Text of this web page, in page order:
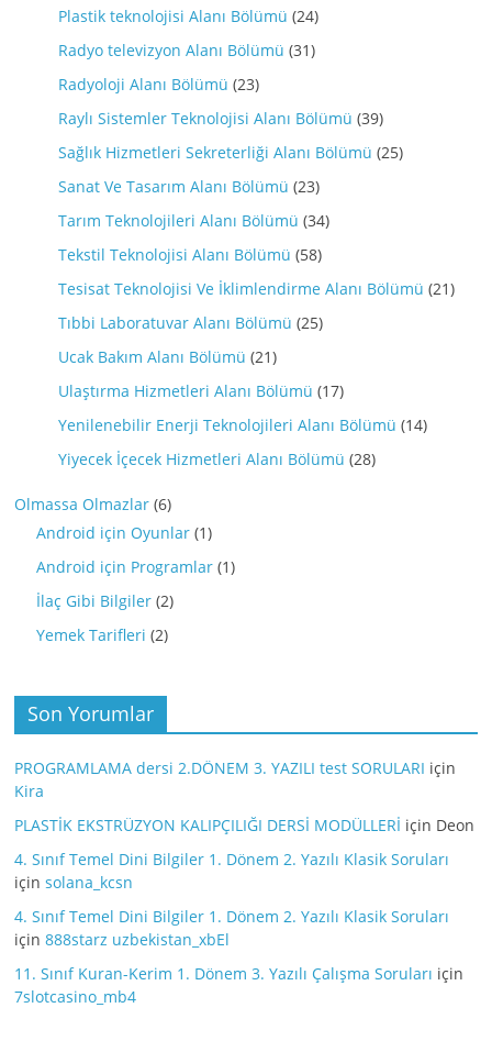
Plastik teknolojisi Alanı Bölümü (24)
Radyo televizyon Alanı Bölümü (31)
Radyoloji Alanı Bölümü (23)
Raylı Sistemler Teknolojisi Alanı Bölümü (39)
Sağlık Hizmetleri Sekreterliği Alanı Bölümü (25)
Sanat Ve Tasarım Alanı Bölümü (23)
Tarım Teknolojileri Alanı Bölümü (34)
Tekstil Teknolojisi Alanı Bölümü (58)
Tesisat Teknolojisi Ve İklimlendirme Alanı Bölümü (21)
Tıbbi Laboratuvar Alanı Bölümü (25)
Ucak Bakım Alanı Bölümü (21)
Ulaştırma Hizmetleri Alanı Bölümü (17)
Yenilenebilir Enerji Teknolojileri Alanı Bölümü (14)
Yiyecek İçecek Hizmetleri Alanı Bölümü (28)
Olmassa Olmazlar (6)
Android için Oyunlar (1)
Android için Programlar (1)
İlaç Gibi Bilgiler (2)
Yemek Tarifleri (2)
Son Yorumlar
PROGRAMLAMA dersi 2.DÖNEM 3. YAZILI test SORULARI için
Kira
PLASTİK EKSTRÜZYON KALIPÇILIĞI DERSİ MODÜLLERİ için Deon
4. Sınıf Temel Dini Bilgiler 1. Dönem 2. Yazılı Klasik Soruları
içinsolana_kcsn
4. Sınıf Temel Dini Bilgiler 1. Dönem 2. Yazılı Klasik Soruları
için888starz uzbekistan_xbEl
11. Sınıf Kuran-Kerim 1. Dönem 3. Yazılı Çalışma Soruları için
7slotcasino_mb4